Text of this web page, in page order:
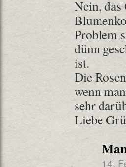
Nein, das
Problem
dünn
ist.
Die
wenn
sehr
Liebe
14.